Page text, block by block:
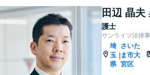
田辺 晶夫
護士
サンライツ法律
埼
玉
県
|
さいた
ま市大
宮区